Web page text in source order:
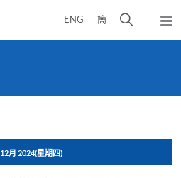
ENG 簡
開
彈
出
12月 2024(星期四)